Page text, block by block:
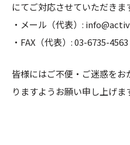
にてご対応させていただきま
・メール（代表）:
・FAX（代表）: 03-6735-4563
皆様にはご不便・ご迷惑を
りますようお願い申し上げま